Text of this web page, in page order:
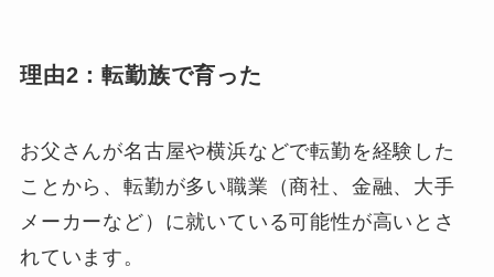
理由2：転勤族で育った
お父さんが名古屋や横浜などで転勤を経験した
ことから、転勤が多い職業（商社、金融、大手
メーカーなど）に就いている可能性が高いとさ
れています。